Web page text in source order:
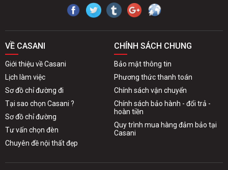
VỀ CASANI
Giới thiệu về Casani
Lịch làm việc
Sơ đồ chỉ đường đi
Tại sao chọn Casani ?
Sơ đồ chỉ đường
Tư vấn chọn đèn
Chuyên đề nội thất đẹp
CHÍNH SÁCH CHUNG
Bảo mật thông tin
Phương thức thanh toán
Chính sách vận chuyển
Chính sách bảo hành - đổi trả -
hoàn tiền
Quy trình mua hàng đảm bảo tại
Casani